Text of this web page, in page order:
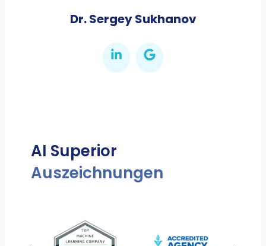
Dr. Sergey Sukhanov
AI Superior
Auszeichnungen